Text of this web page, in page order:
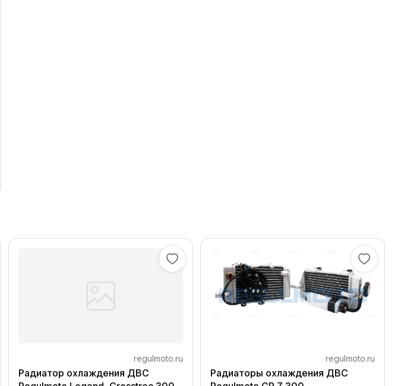
regulmoto.ru
Радиатор охлаждения ДВС
regulmoto.ru
Радиаторы охлаждения ДВС